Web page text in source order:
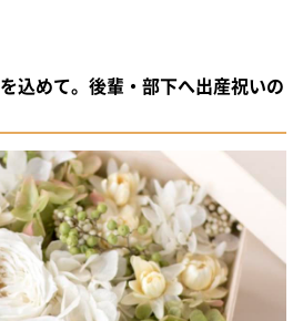
込めて。後輩・部下へ出産祝いの